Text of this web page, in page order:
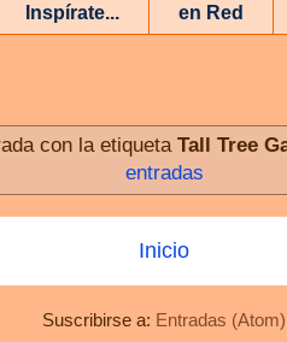
Inspírate... en Red
con la etiqueta Tall Tree
entradas
Inicio
Suscribirse a: Entradas (Atom)